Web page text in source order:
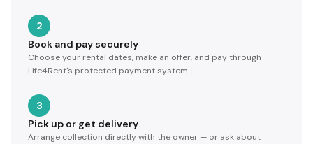
2
Book and pay securely
Choose your rental dates, make an offer, and pay through
Life4Rent's protected payment system.
3
Pick up or get delivery
Arrange collection directly with the owner — or ask about